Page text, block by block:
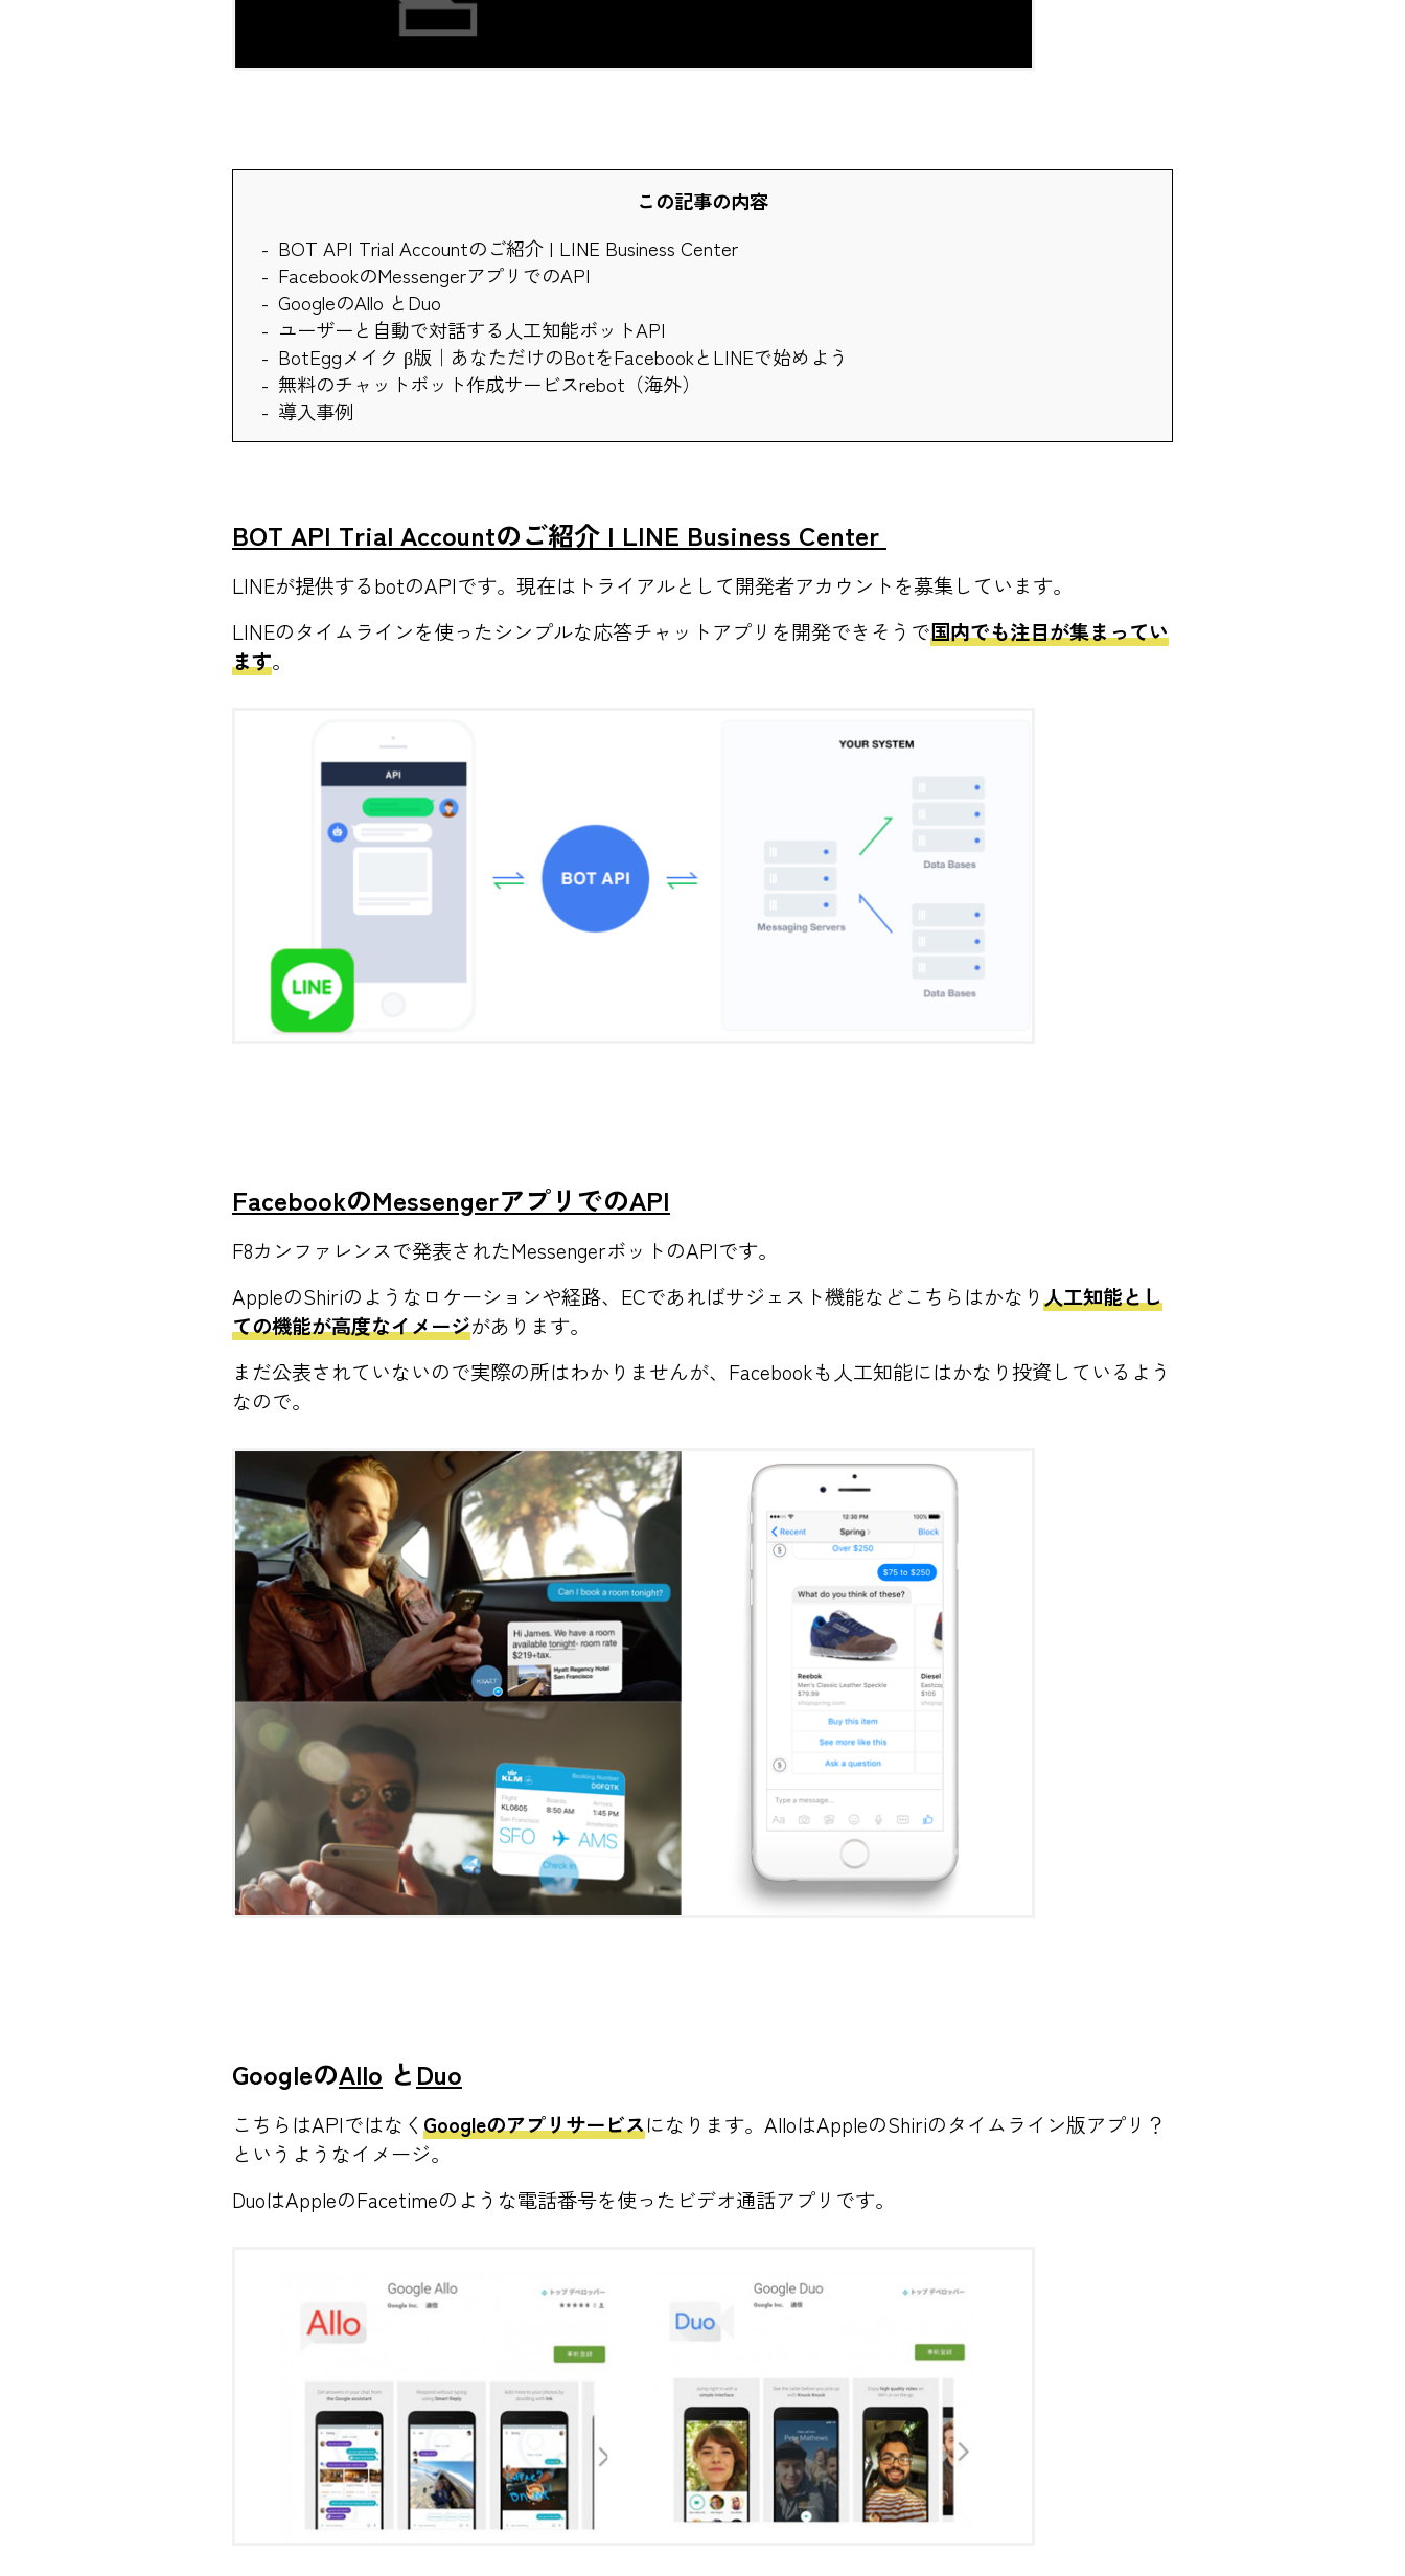
この記事の内容
BOT API Trial Accountのご紹介 | LINE Business Center
FacebookのMessengerアプリでのAPI
GoogleのAllo とDuo
ユーザーと自動で対話する人工知能ボットAPI
BotEggメイク β版｜あなただけのBotをFacebookとLINEで始めよう
無料のチャットボット作成サービスrebot（海外）
導入事例
BOT API Trial Accountのご紹介 | LINE Business Center
LINEが提供するbotのAPIです。現在はトライアルとして開発者アカウントを募集しています。
LINEのタイムラインを使ったシンプルな応答チャットアプリを開発できそうで国内でも注目が集まってい
ます。
FacebookのMessengerアプリでのAPI
F8カンファレンスで発表されたMessengerボットのAPIです。
AppleのShiriのようなロケーションや経路、ECであればサジェスト機能などこちらはかなり人工知能とし
ての機能が高度なイメージがあります。
まだ公表されていないので実際の所はわかりませんが、Facebookも人工知能にはかなり投資しているよう
なので。
GoogleのAllo とDuo
こちらはAPIではなく Googleのアプリサービスになります。AlloはAppleのShiriのタイムライン版アプリ？
というようなイメージ。
DuoはAppleのFacetimeのような電話番号を使ったビデオ通話アプリです。